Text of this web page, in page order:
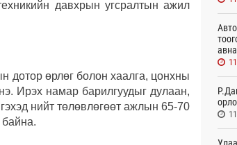
давхрын угсралтын ажил
дотор өрлөг болон хаалга, цонхны
Ирэх намар барилгуудыг дулаан,
нийт төлөвлөгөөт ажлын 65-70
байна.
авна